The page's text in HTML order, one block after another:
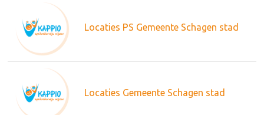
Locaties PS Gemeente Schagen stad
Locaties Gemeente Schagen stad